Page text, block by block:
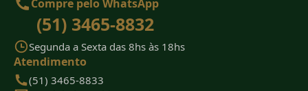
Compre pelo WhatsApp
(51) 3465-8832
Segunda a Sexta das 8hs às 18hs
Atendimento
(51) 3465-8833